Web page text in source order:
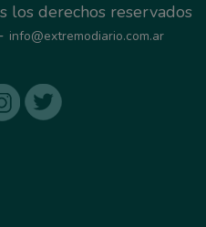
derechos reservados
info@extremodiario.com.ar